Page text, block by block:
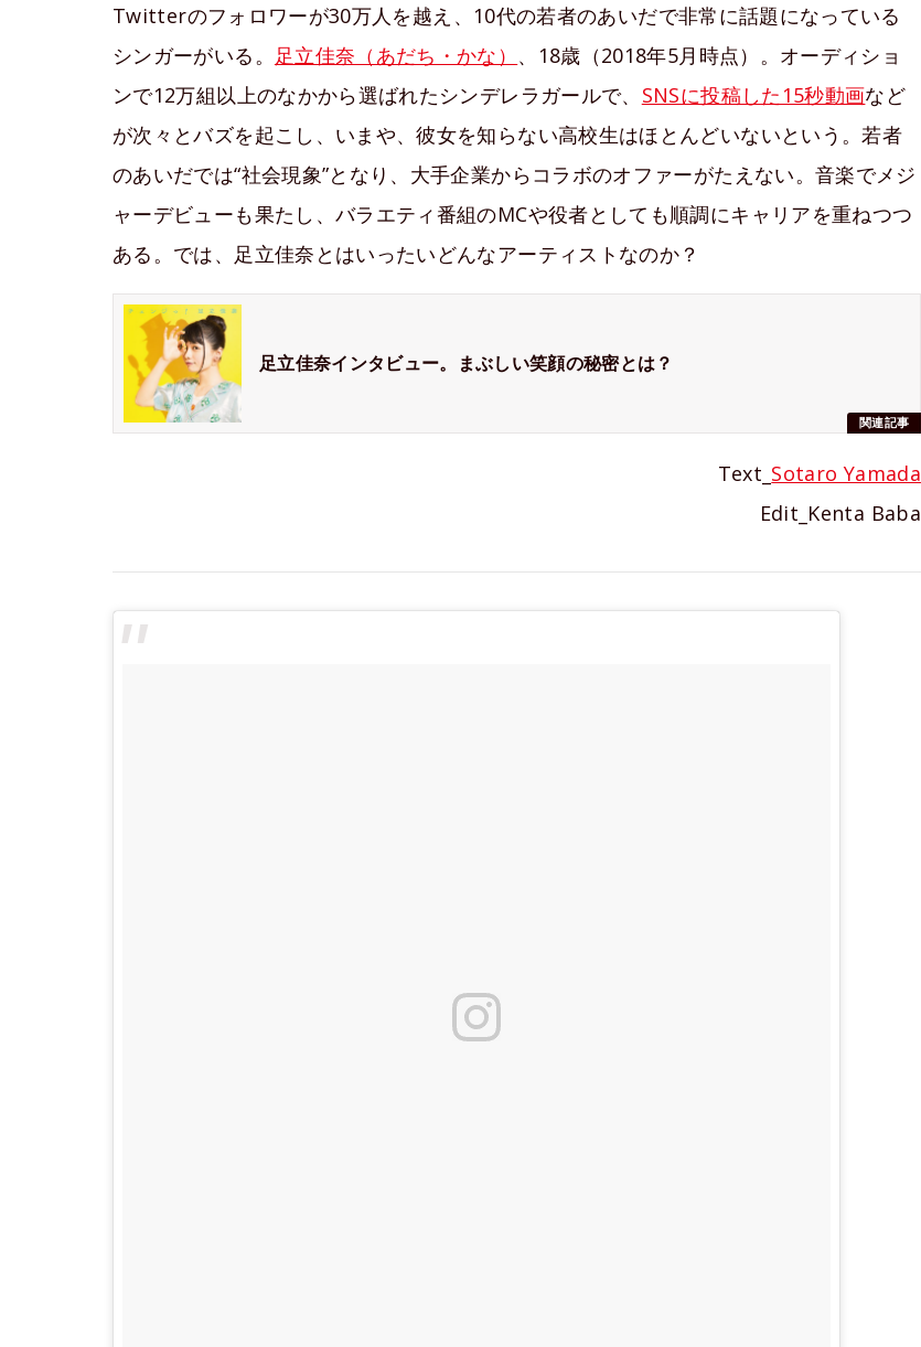
Twitterのフォロワーが30万人を越え、10代の若者のあいだで非常に話題になっている
シンガーがいる。 足立佳奈（あだち・かな） 、18歳（2018年5月時点）。オーディショ
ンで12万組以上のなかから選ばれたシンデレラガールで、 SNSに投稿した15秒動画など
が次々とバズを起こし、いまや、彼女を知らない高校生はほとんどいないという。若者
のあいだでは“社会現象”となり、大手企業からコラボのオファーがたえない。音楽でメジ
ャーデビューも果たし、バラエティ番組のMCや役者としても順調にキャリアを重ねつつ
ある。では、足立佳奈とはいったいどんなアーティストなのか？
関連記事
足立佳奈インタビュー。まぶしい笑顔の秘密とは？
Text_ Sotaro Yamada
Edit_Kenta Baba